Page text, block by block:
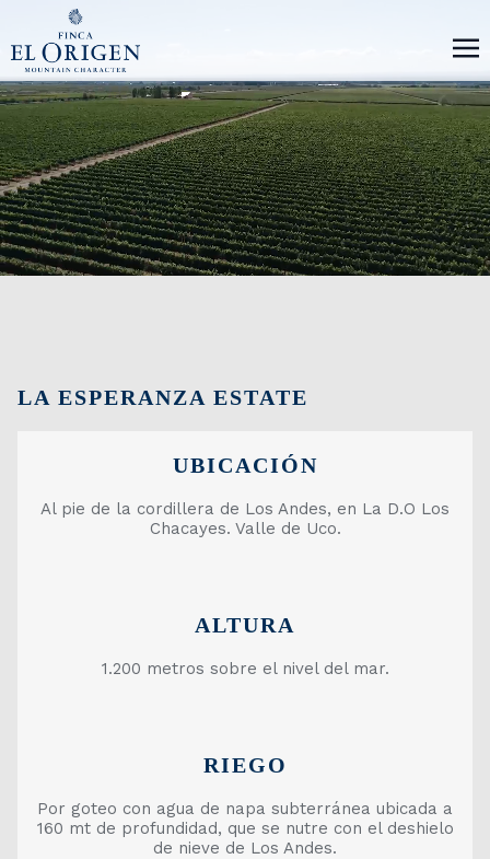
LA ESPERANZA ESTATE
UBICACIÓN
Al pie de la cordillera de Los Andes, en La D.O Los
Chacayes. Valle de Uco.
ALTURA
1.200 metros sobre el nivel del mar.
RIEGO
Por goteo con agua de napa subterránea ubicada a
160 mt de profundidad, que se nutre con el deshielo
de nieve de Los Andes.